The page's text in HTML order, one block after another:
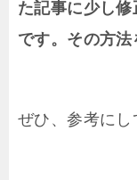
た記事に少し
です。その方法
ぜひ、参考にし